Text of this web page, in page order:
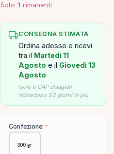
Solo 1 rimanenti
CONSEGNA STIMATA
Ordina adesso e ricevi
tra il Martedì 11
Agosto e il Giovedì 13
Agosto
Isole e CAP disagiati
richiedono 1/2 giorni in più
Confezione:
300 gr